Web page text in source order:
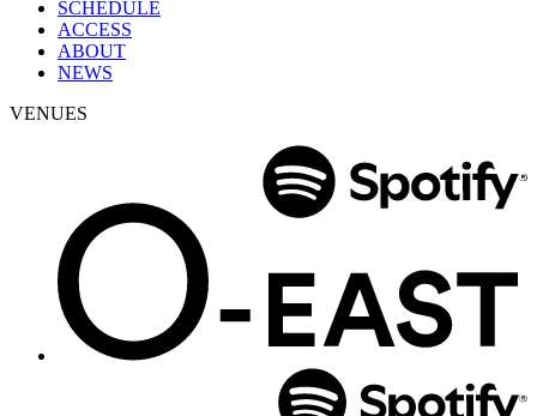
SCHEDULE
ACCESS
ABOUT
NEWS
VENUES